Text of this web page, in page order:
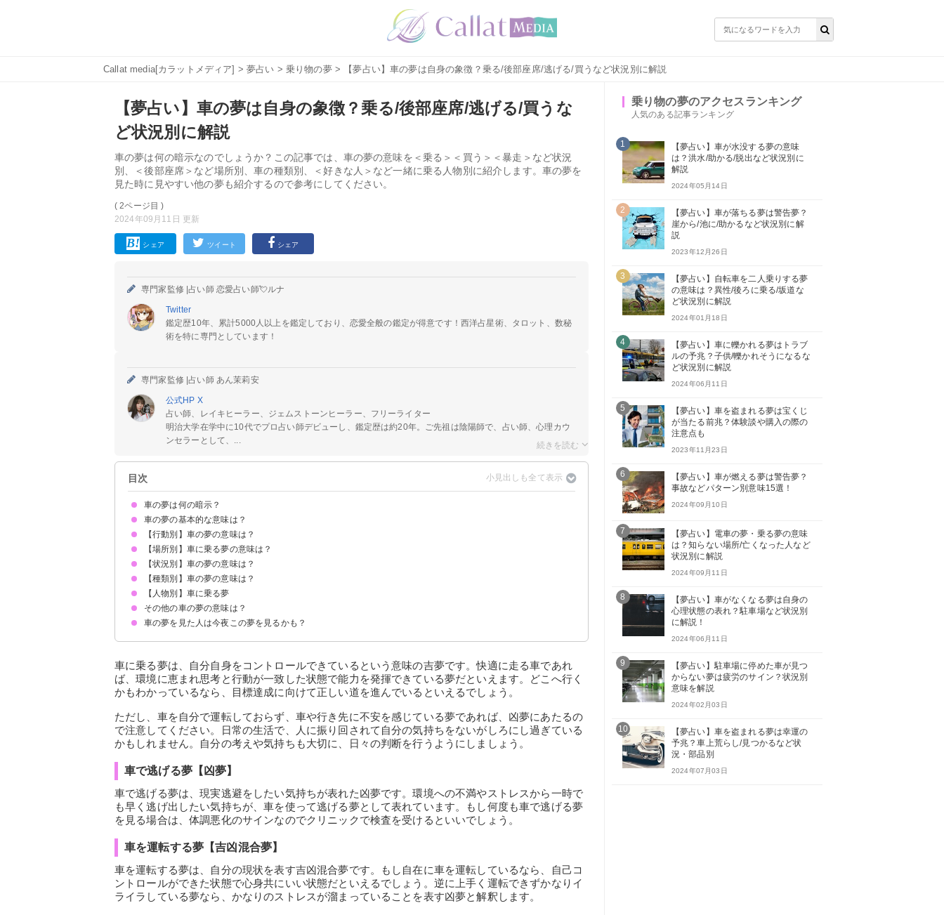
Callat media[カラットメディア] >夢占い > 乗り物の夢> 【夢占い】車の夢は自身の象徴？乗る/後部座席/逃げる/買うなど状況別に解説
【夢占い】車の夢は自身の象徴？乗る/後部座席/逃げる/買うな
ど状況別に解説
車の夢は何の暗示なのでしょうか？この記事では、車の夢の意味を＜乗る＞＜買う＞＜暴走＞など状況
別、＜後部座席＞など場所別、車の種類別、＜好きな人＞など一緒に乗る人物別に紹介します。車の夢を
見た時に見やすい他の夢も紹介するので参考にしてください。
( 2ページ目 )
2024年09月11日 更新
シェア ツイート シェア
専門家監修 |占い師 恋愛占い師💘ルナ
Twitter
鑑定歴10年、累計5000人以上を鑑定しており、恋愛全般の鑑定が得意です！西洋占星術、タロット、数秘
術を特に専門としています！
専門家監修 |占い師 あん茉莉安
公式HP X
占い師、レイキヒーラー、ジェムストーンヒーラー、フリーライター
明治大学在学中に10代でプロ占い師デビューし、鑑定歴は約20年。ご先祖は陰陽師で、占い師、心理カウ
ンセラーとして、...
目次
車の夢は何の暗示？
車の夢の基本的な意味は？
自分自身の象徴
行動/場所/状況/種類/人物で意味が決まる
【行動別】車の夢の意味は？
車を買う夢【吉凶混合夢】
車に乗る夢【吉夢】
車で逃げる夢【凶夢】
車を運転する夢【吉凶混合夢】
車を探す夢【吉夢】
【場所別】車に乗る夢の意味は？
車の後部座席に乗る夢【吉夢】
車の助手席に乗る夢【吉夢】
【状況別】車の夢の意味は？
車が暴走する夢【凶夢】
猛スピードで走る車の夢【吉凶混合夢】
車が横転する夢【凶夢】
車をぶつける・ぶつけられる夢【吉凶混合夢】
車が壊れる夢【凶夢】
車が盗まれる夢【吉夢】
車がなくなる夢【凶夢】
車が落ちる夢【凶夢】
車に轢かれる夢【凶夢】
車が燃える夢【凶夢】
車が水没する夢【凶夢】
車の事故の夢【凶夢】
車のブレーキが利かない夢【凶夢】
車の下敷きになる夢【凶夢】
【種類別】車の夢の意味は？
赤い車の夢【吉凶混合夢】
白い車の夢【吉夢】
緑の車の夢【吉夢】
黒い車の夢【凶夢】
ピンクの車の夢【吉夢】
スポーツカーの夢【吉夢】
高級車の夢【吉凶混合夢】
ボロボロの車の夢【凶夢】
【人物別】車に乗る夢
好きな人と車に乗る夢【吉凶混合夢】
異性と車に乗る夢【吉夢】
大勢で車に乗る夢【吉凶混合夢】
知らない人と車に乗る夢【吉凶混合夢】
亡くなった人と車に乗る夢【吉夢】
その他の車の夢の意味は？
車のバッテリーが上がる夢【凶夢】
車のナンバープレートの夢【吉夢】
車のエンジンが止まる夢【凶夢】
車の夢を見た人は今夜この夢を見るかも？
車に乗る夢は、自分自身をコントロールできているという意味の吉夢です。快適に走る車であれ
ば、環境に恵まれ思考と行動が一致した状態で能力を発揮できている夢だといえます。どこへ行く
かもわかっているなら、目標達成に向けて正しい道を進んでいるといえるでしょう。
ただし、車を自分で運転しておらず、車や行き先に不安を感じている夢であれば、凶夢にあたるの
で注意してください。日常の生活で、人に振り回されて自分の気持ちをないがしろにし過ぎている
かもしれません。自分の考えや気持ちも大切に、日々の判断を行うようにしましょう。
車で逃げる夢【凶夢】
車で逃げる夢は、現実逃避をしたい気持ちが表れた凶夢です。環境への不満やストレスから一時で
も早く逃げ出したい気持ちが、車を使って逃げる夢として表れています。もし何度も車で逃げる夢
を見る場合は、体調悪化のサインなのでクリニックで検査を受けるといいでしょう。
車を運転する夢【吉凶混合夢】
車を運転する夢は、自分の現状を表す吉凶混合夢です。もし自在に車を運転しているなら、自己コ
ントロールができた状態で心身共にいい状態だといえるでしょう。逆に上手く運転できずかなりイ
ライラしている夢なら、かなりのストレスが溜まっていることを表す凶夢と解釈します。
乗り物の夢のアクセスランキング
人気のある記事ランキング
1
【夢占い】車が水没する夢の意味
は？洪水/助かる/脱出など状況別に
解説
2024年05月14日
2
【夢占い】車が落ちる夢は警告夢？
崖から/池に/助かるなど状況別に解
説
2023年12月26日
3
【夢占い】自転車を二人乗りする夢
の意味は？異性/後ろに乗る/坂道な
ど状況別に解説
2024年01月18日
4
【夢占い】車に轢かれる夢はトラブ
ルの予兆？子供/轢かれそうになるな
ど状況別に解説
2024年06月11日
5
【夢占い】車を盗まれる夢は宝くじ
が当たる前兆？体験談や購入の際の
注意点も
2023年11月23日
6
【夢占い】車が燃える夢は警告夢？
事故などパターン別意味15選！
2024年09月10日
7
【夢占い】電車の夢・乗る夢の意味
は？知らない場所/亡くなった人など
状況別に解説
2024年09月11日
8
【夢占い】車がなくなる夢は自身の
心理状態の表れ？駐車場など状況別
に解説！
2024年06月11日
9
【夢占い】駐車場に停めた車が見つ
からない夢は疲労のサイン？状況別
意味を解説
2024年02月03日
10
【夢占い】車を盗まれる夢は幸運の
予兆？車上荒らし/見つかるなど状
況・部品別
2024年07月03日